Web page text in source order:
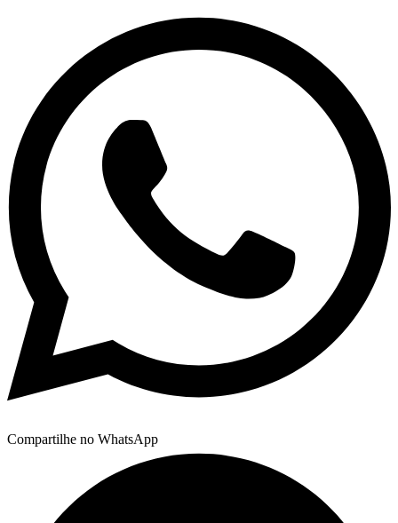
Compartilhe no WhatsApp